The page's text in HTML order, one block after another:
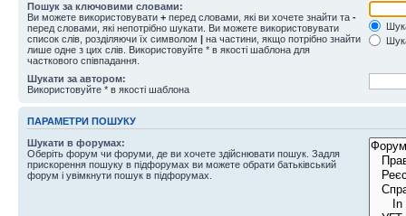
Пошук за ключовими словами:
Ви можете використовувати + перед словами, які ви хочете знайти та -
перед словами, які непотрібно шукати. Ви можете використовувати
список слів, розділяючи їх символом | на частини, якщо потрібно знайти
лише одне з цих слів. Використовуйте * в якості шаблона для
часткового співпадання.
Шукати за автором:
Використовуйте * в якості шаблона
ПАРАМЕТРИ ПОШУКУ
Шукати в форумах:
Оберіть форум чи форуми, де ви хочете здійснювати пошук. Задля
прискорення пошуку в підфорумах ви можете обрати батьківський
форум і увімкнути пошук в підфорумах.